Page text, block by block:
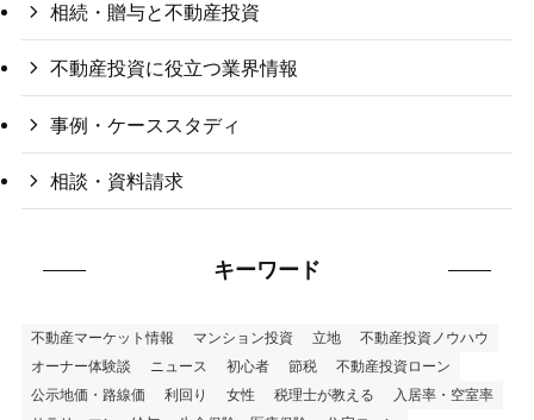
相続・贈与と不動産投資
不動産投資に役立つ業界情報
事例・ケーススタディ
相談・資料請求
キーワード
不動産マーケット情報 マンション投資 立地
不動産投資ノウハウ
オーナー体験談
ニュース 初心者 節税
不動産投資ローン
公示地価・路線価
利回り 女性 税理士が教える
入居率・空室率